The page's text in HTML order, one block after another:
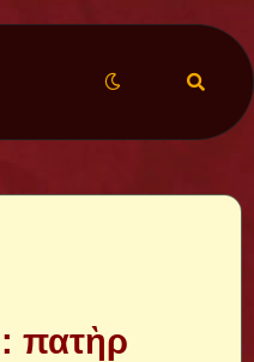
πατὴρ